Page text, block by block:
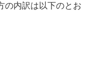
の内訳は以下のとお